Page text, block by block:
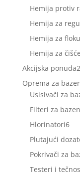
Hemija protiv
Hemija za
Hemija za
Hemija za
Akcijska ponuda
Oprema za
Usisivači za
Filteri za
Hlorinatori66
Plutajući
Pokrivači za
Testeri i